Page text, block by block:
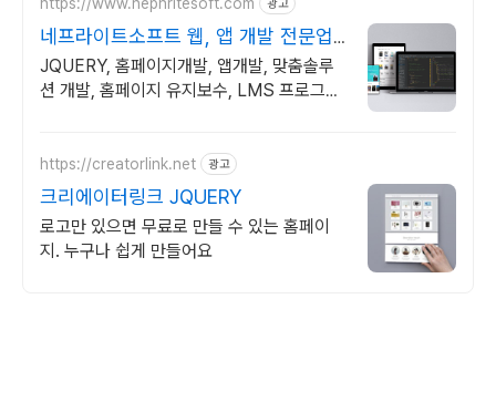
광고
네프라이트소프트 웹, 앱 개발 전문업
체
JQUERY, 홈페이지개발, 앱개발, 맞춤솔루
션 개발, 홈페이지 유지보수, LMS 프로그램
https://creatorlink.net 광고
크리에이터링크 JQUERY
로고만 있으면 무료로 만들 수 있는 홈페이
지. 누구나 쉽게 만들어요